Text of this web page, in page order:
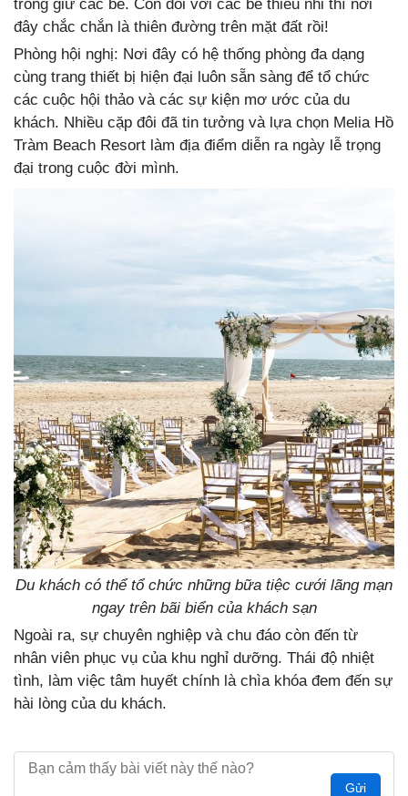
trông giữ các bé. Còn đối với các bé thiếu nhi thì nơi
đây chắc chắn là thiên đường trên mặt đất rồi!
Phòng hội nghị: Nơi đây có hệ thống phòng đa dạng
cùng trang thiết bị hiện đại luôn sẵn sàng để tổ chức
các cuộc hội thảo và các sự kiện mơ ước của du
khách. Nhiều cặp đôi đã tin tưởng và lựa chọn Melia Hồ
Tràm Beach Resort làm địa điểm diễn ra ngày lễ trọng
đại trong cuộc đời mình.
Du khách có thể tổ chức những bữa tiệc cưới lãng mạn
ngay trên bãi biển của khách sạn
Ngoài ra, sự chuyên nghiệp và chu đáo còn đến từ
nhân viên phục vụ của khu nghỉ dưỡng. Thái độ nhiệt
tình, làm việc tâm huyết chính là chìa khóa đem đến sự
hài lòng của du khách.
Gửi